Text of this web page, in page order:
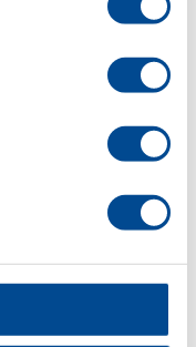
en bård på
avancerade
kombineras till